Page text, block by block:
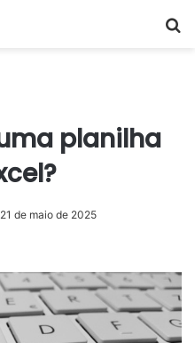
planilha
de maio de 2025